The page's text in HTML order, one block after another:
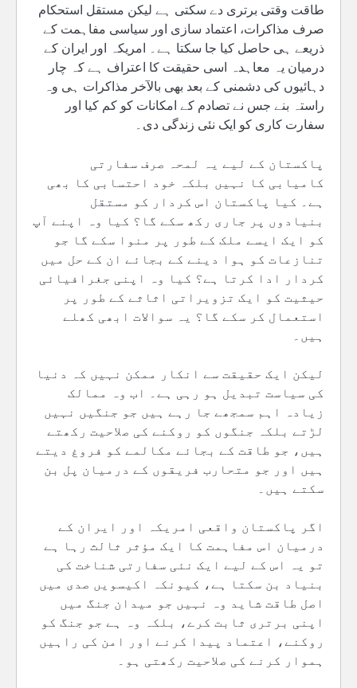
طاقت وقتی برتری دے سکتی ہے لیکن مستقل استحکام
صرف مذاکرات، اعتماد سازی اور سیاسی مفاہمت کے
ذریعے ہی حاصل کیا جا سکتا ہے۔ امریکہ اور ایران کے
درمیان یہ معاہدہ اسی حقیقت کا اعتراف ہے کہ چار
دہائیوں کی دشمنی کے بعد بھی بالآخر مذاکرات ہی وہ
راستہ بنے جس نے تصادم کے امکانات کو کم کیا اور
سفارت کاری کو ایک نئی زندگی دی۔
پاکستان کے لیے یہ لمحہ صرف سفارتی
کامیابی کا نہیں بلکہ خود احتسابی کا بھی
ہے۔ کیا پاکستان اس کردار کو مستقل
بنیادوں پر جاری رکھ سکے گا؟ کیا وہ اپنے آپ
کو ایک ایسے ملک کے طور پر منوا سکے گا جو
تنازعات کو ہوا دینے کے بجائے ان کے حل میں
کردار ادا کرتا ہے؟ کیا وہ اپنی جغرافیائی
حیثیت کو ایک تزویراتی اثاثے کے طور پر
استعمال کر سکے گا؟ یہ سوالات ابھی کھلے
ہیں۔
لیکن ایک حقیقت سے انکار ممکن نہیں کہ دنیا
کی سیاست تبدیل ہو رہی ہے۔ اب وہ ممالک
زیادہ اہم سمجھے جا رہے ہیں جو جنگیں نہیں
لڑتے بلکہ جنگوں کو روکنے کی صلاحیت رکھتے
ہیں، جو طاقت کے بجائے مکالمے کو فروغ دیتے
ہیں اور جو متحارب فریقوں کے درمیان پل بن
سکتے ہیں۔
اگر پاکستان واقعی امریکہ اور ایران کے
درمیان اس مفاہمت کا ایک مؤثر ثالث رہا ہے
تو یہ اس کے لیے ایک نئی سفارتی شناخت کی
بنیاد بن سکتا ہے، کیونکہ اکیسویں صدی میں
اصل طاقت شاید وہ نہیں جو میدان جنگ میں
اپنی برتری ثابت کرے، بلکہ وہ ہے جو جنگ کو
روکنے، اعتماد پیدا کرنے اور امن کی راہیں
ہموار کرنے کی صلاحیت رکھتی ہو۔